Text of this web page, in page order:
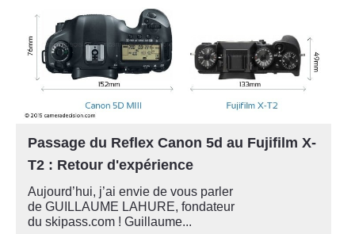
Passage du Reflex Canon 5d au Fujifilm X-
T2 : Retour d'expérience
Aujourd’hui, j’ai envie de vous parler
de GUILLAUME LAHURE, fondateur
du skipass.com ! Guillaume...